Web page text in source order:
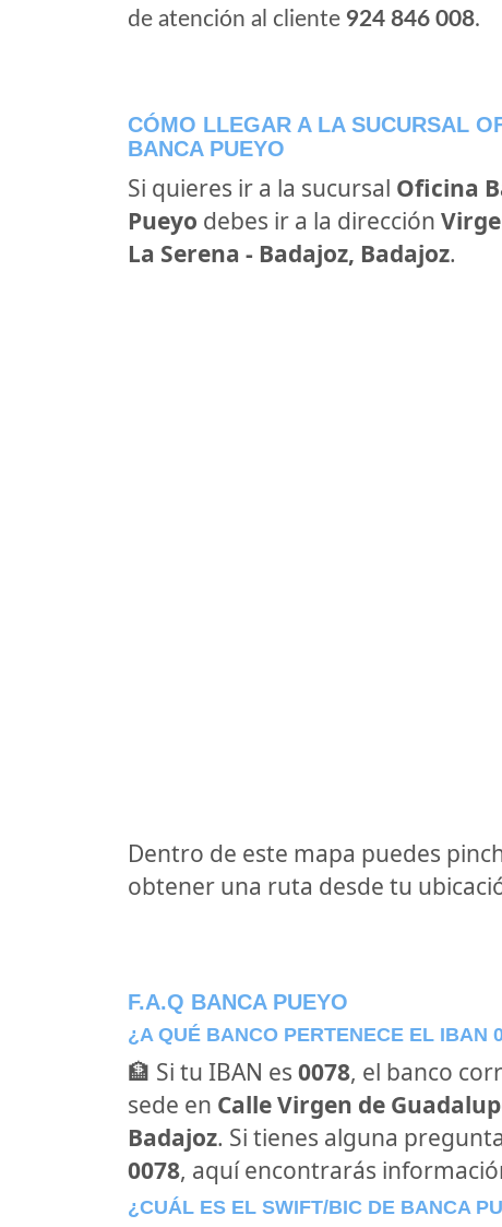
de atención al cliente 924 846 008.
CÓMO LLEGAR A LA SUCURSAL
BANCA PUEYO
Si quieres ir a la sucursal Oficina
Pueyo debes ir a la dirección
La Serena - Badajoz, Badajoz.
Dentro de este mapa puedes
obtener una ruta desde tu
F.A.Q BANCA PUEYO
¿A QUÉ BANCO PERTENECE EL IBAN
🏦 Si tu IBAN es 0078, el banco
sede en Calle Virgen de
Badajoz. Si tienes alguna
0078, aquí encontrarás
¿CUÁL ES EL SWIFT/BIC DE BANCA